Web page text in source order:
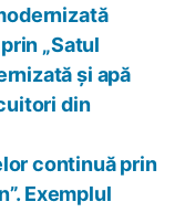
„Satul
și apă
din
continuă prin
Exemplul